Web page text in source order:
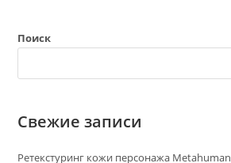
Поиск
Свежие записи
Ретекстуринг кожи персонажа Metahuman